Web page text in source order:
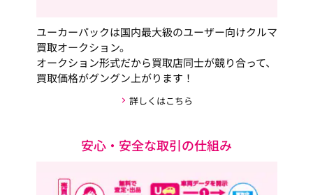
ユーカーパックは国内最大級のユーザー向けクルマ
買取オークション。
オークション形式だから買取店同士が競り合って、
買取価格がグングン上がります！
詳しくはこちら
安心・安全な取引の仕組み